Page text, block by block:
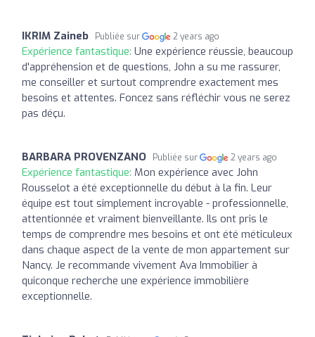
IKRIM Zaineb Publiée sur 2 years ago
Expérience fantastique: Une expérience réussie, beaucoup
d'appréhension et de questions, John a su me rassurer,
me conseiller et surtout comprendre exactement mes
besoins et attentes. Foncez sans réfléchir vous ne serez
pas déçu.
BARBARA PROVENZANO Publiée sur 2 years ago
Expérience fantastique: Mon expérience avec John
Rousselot a été exceptionnelle du début à la fin. Leur
équipe est tout simplement incroyable - professionnelle,
attentionnée et vraiment bienveillante. Ils ont pris le
temps de comprendre mes besoins et ont été méticuleux
dans chaque aspect de la vente de mon appartement sur
Nancy. Je recommande vivement Ava Immobilier à
quiconque recherche une expérience immobilière
exceptionnelle.